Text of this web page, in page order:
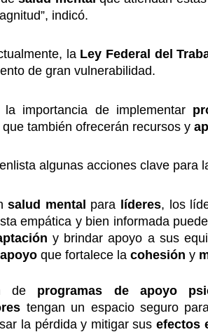
indicó.
la Ley Federal del
de gran vulnerabilidad.
importancia de implementar
que también ofrecerán recursos y
enlista algunas acciones clave para
salud mental para líderes, los
empática y bien informada
y brindar apoyo a sus
que fortalece la cohesión y
de programas de apoyo
tengan un espacio seguro
la pérdida y mitigar susefectos